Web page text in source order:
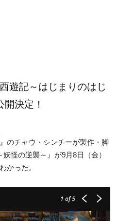
遊記～はじまりのはじ
決定！
』のチャウ・シンチーが製作・脚
怪の逆襲～』が9月8日（金）
かった。
1 of 5